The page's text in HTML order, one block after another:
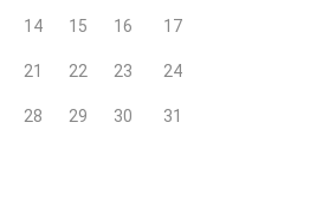
14 15 16 17
21 22 23 24
28 29 30
31